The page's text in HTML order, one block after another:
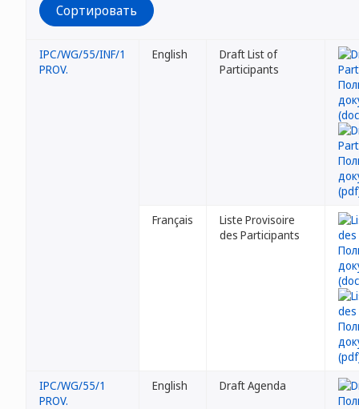
IPC/WG/55/INF/1
PROV.
English
Draft List of
Participants
Français
Liste Provisoire
des Participants
IPC/WG/55/1
PROV.
English Draft Agenda